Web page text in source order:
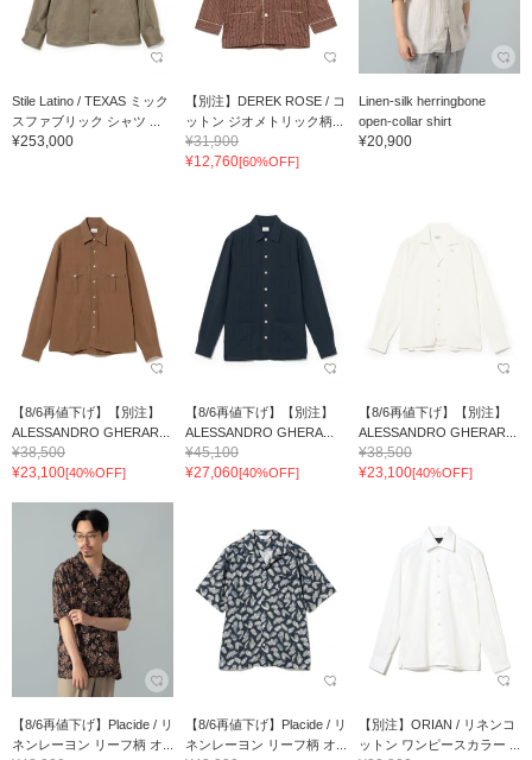
Stile Latino / TEXAS ミック
スファブリック シャツ ...
¥253,000
【別注】DEREK ROSE / コ
ットン ジオメトリック柄...
¥31,900
¥12,760[60%OFF]
Linen-silk herringbone
open-collar shirt
¥20,900
【8/6再値下げ】【別注】
ALESSANDRO GHERAR...
¥38,500
¥23,100[40%OFF]
【8/6再値下げ】【別注】
ALESSANDRO GHERA...
¥45,100
¥27,060[40%OFF]
【8/6再値下げ】【別注】
ALESSANDRO GHERAR...
¥38,500
¥23,100[40%OFF]
【8/6再値下げ】Placide / リ
ネンレーヨン リーフ柄 オ...
【8/6再値下げ】Placide / リ
ネンレーヨン リーフ柄 オ...
【別注】ORIAN / リネンコ
ットン ワンピースカラー ...